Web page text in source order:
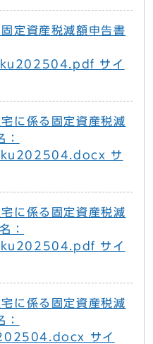
定資産税減額申告書
サイ
に係る固定資産税減
サ
に係る固定資産税減
：
サイ
に係る固定資産税減
サイ